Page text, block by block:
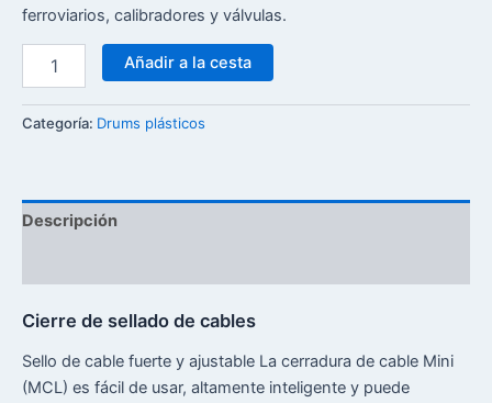
ferroviarios, calibradores y válvulas.
Añadir a la cesta
Categoría: Drums plásticos
Descripción
Cierre de sellado de cables
Sello de cable fuerte y ajustable La cerradura de cable Mini
(MCL) es fácil de usar, altamente inteligente y puede